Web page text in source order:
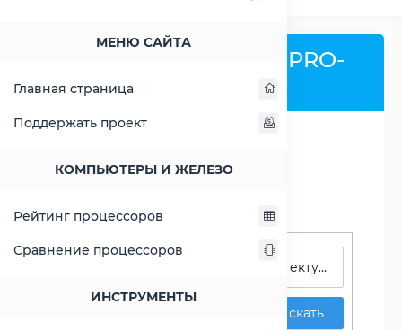
МЕНЮ САЙТА
Главная страница
Поддержать проект
КОМПЬЮТЕРЫ И ЖЕЛЕЗО
Рейтинг процессоров
Сравнение процессоров
ИНСТРУМЕНТЫ
Процессор AMD A4 PRO-
Искать